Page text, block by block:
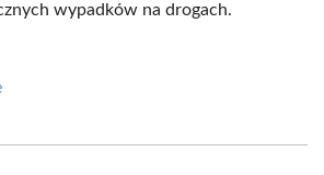
wypadków na drogach.